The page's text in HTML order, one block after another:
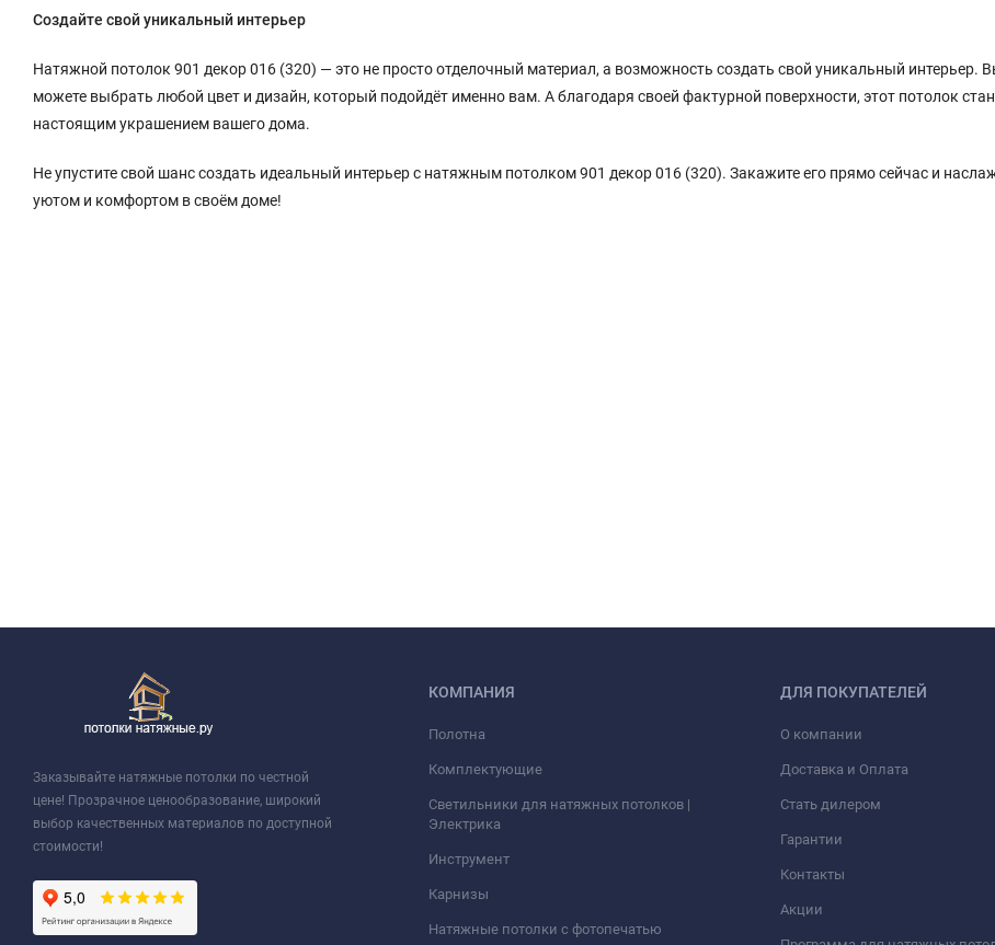
Создайте свой уникальный интерьер
Натяжной потолок 901 декор 016 (320) — это не просто отделочный материал, а возможность создать свой уникальный интерьер.
можете выбрать любой цвет и дизайн, который подойдёт именно вам. А благодаря своей фактурной поверхности, этот потолок
настоящим украшением вашего дома.
Не упустите свой шанс создать идеальный интерьер с натяжным потолком 901 декор 016 (320). Закажите его прямо сейчас и
уютом и комфортом в своём доме!
Заказывайте натяжные потолки по честной
цене! Прозрачное ценообразование, широкий
выбор качественных материалов по доступной
стоимости!
КОМПАНИЯ
Полотна
Комплектующие
Светильники для натяжных потолков |
Электрика
Инструмент
Карнизы
Натяжные потолки с фотопечатью
ДЛЯ ПОКУПАТЕЛЕЙ
О компании
Доставка и Оплата
Стать дилером
Гарантии
Контакты
Акции